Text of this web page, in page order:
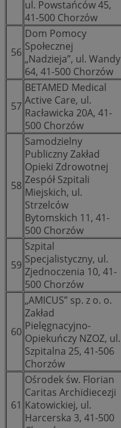
ul. Powstańców 45,
41-500 Chorzów
56
Dom Pomocy
Społecznej
„Nadzieja”, ul. Wandy
64, 41-500 Chorzów
57
BETAMED Medical
Active Care, ul.
Racławicka 20A, 41-
500 Chorzów
58
Samodzielny
Publiczny Zakład
Opieki Zdrowotnej
Zespół Szpitali
Miejskich, ul.
Strzelców
Bytomskich 11, 41-
500 Chorzów
59
Szpital
Specjalistyczny, ul.
Zjednoczenia 10, 41-
500 Chorzów
60
„AMICUS” sp. z o. o.
Zakład
Pielęgnacyjno-
Opiekuńczy NZOZ, ul.
Szpitalna 25, 41-506
Chorzów
61
Ośrodek św. Florian
Caritas Archidiecezji
Katowickiej, ul.
Harcerska 3, 41-500